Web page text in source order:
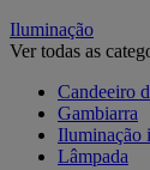
Iluminação
Ver todas as
Candeeiro
Gambiarra
Iluminação
Lâmpada